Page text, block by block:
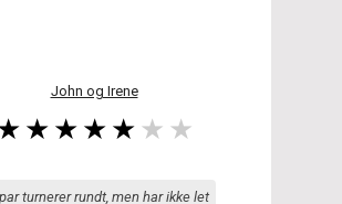
John og Irene
turnerer rundt, men har ikke let